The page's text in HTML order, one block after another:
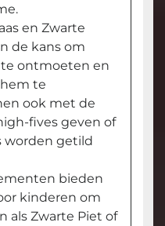
en Zwarte
de kans om
te ontmoeten en
te
ook met de
fives geven of
worden getild
bieden
kinderen om
als Zwarte Piet of